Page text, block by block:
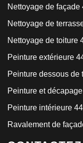
Nettoyage de façade
Nettoyage de
Nettoyage de toiture
Peinture extérieure
Peinture dessous de
Peinture et
Peinture intérieure 44
Ravalement de